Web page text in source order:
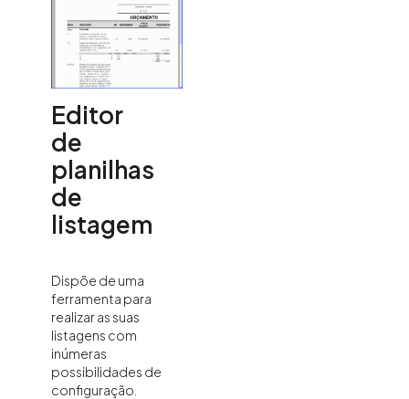
Editor
de
planilhas
de
listagem
Dispõe de uma
ferramenta para
realizar as suas
listagens com
inúmeras
possibilidades de
configuração.